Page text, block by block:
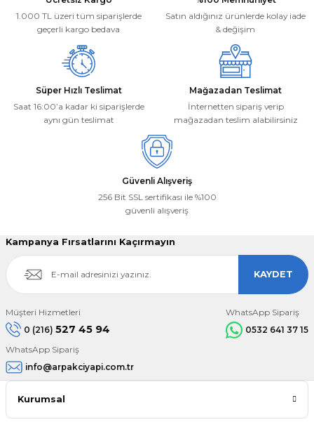
Ürün fiyatı diğer sitelerden daha pahalı.
Bu ürüne benzer farklı alternatifler olmalı.
1.000 TL üzeri tüm siparişlerde
geçerli kargo bedava
Satın aldığınız ürünlerde kolay iade
& değişim
Süper Hızlı Teslimat
Saat 16:00’a kadar ki siparişlerde
aynı gün teslimat
Mağazadan Teslimat
İnternetten sipariş verip
mağazadan teslim alabilirsiniz
Güvenli Alışveriş
256 Bit SSL sertifikası ile %100
güvenli alışveriş
Kampanya Fırsatlarını Kaçırmayın
KAYDET
Müşteri Hizmetleri
0 (216) 527 45 94
WhatsApp Sipariş
0532 641 37 15
WhatsApp Sipariş
info@arpakciyapi.com.tr
Kurumsal